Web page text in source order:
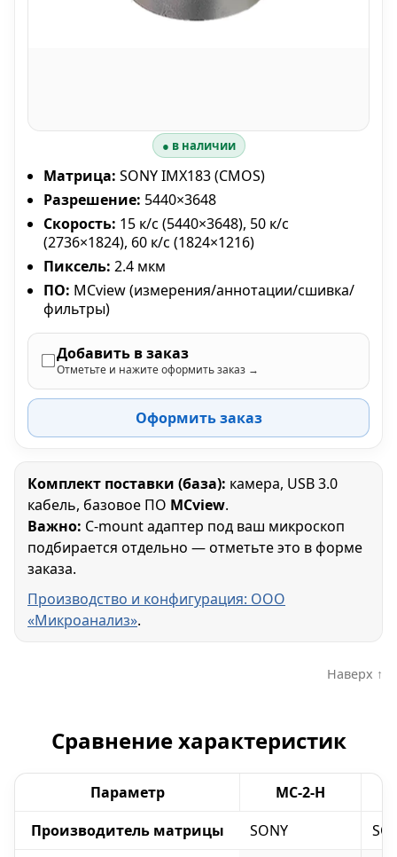
● в наличии
Матрица: SONY IMX183 (CMOS)
Разрешение: 5440×3648
Скорость: 15 к/с (5440×3648), 50 к/с
(2736×1824), 60 к/с (1824×1216)
Пиксель: 2.4 мкм
ПО: MCview (измерения/аннотации/сшивка/
фильтры)
Добавить в заказ
Отметьте и нажите оформить заказ →
Оформить заказ
Комплект поставки (база): камера, USB 3.0
кабель, базовое ПО MCview.
Важно: C-mount адаптер под ваш микроскоп
подбирается отдельно — отметьте это в форме
заказа.
Производство и конфигурация: ООО
«Микроанализ».
Наверх ↑
Сравнение характеристик
Параметр
МС-2-H
Производитель матрицы
SONY